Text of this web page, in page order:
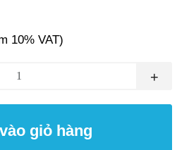
10% VAT)
+
giỏ hàng